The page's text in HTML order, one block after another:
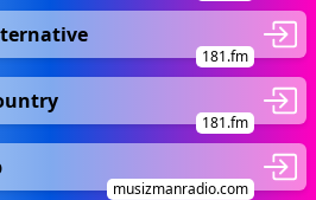
181.fm
181.fm
musizmanradio.com